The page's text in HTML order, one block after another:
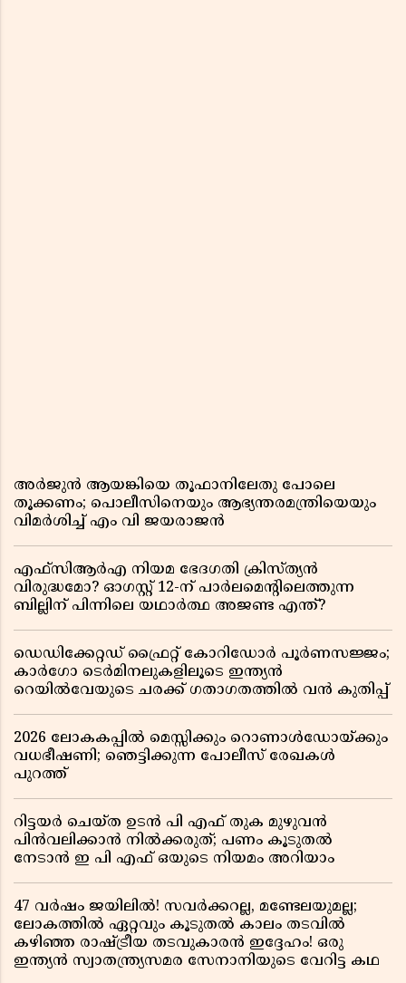
അർജുൻ ആയങ്കിയെ തൂഫാനിലേതു പോലെ
തൂക്കണം; പൊലീസിനെയും ആഭ്യന്തരമന്ത്രിയെയും
വിമർശിച്ച് എം വി ജയരാജൻ
എഫ്സിആർഎ നിയമ ഭേദഗതി ക്രിസ്ത്യൻ
വിരുദ്ധമോ? ഓഗസ്റ്റ് 12-ന് പാർലമെന്റിലെത്തുന്ന
ബില്ലിന് പിന്നിലെ യഥാർത്ഥ അജണ്ട എന്ത്?
ഡെഡിക്കേറ്റഡ് ഫ്രൈറ്റ് കോറിഡോർ പൂർണസജ്ജം;
കാർഗോ ടെർമിനലുകളിലൂടെ ഇന്ത്യൻ
റെയിൽവേയുടെ ചരക്ക് ഗതാഗതത്തിൽ വൻ കുതിപ്പ്
2026 ലോകകപ്പിൽ മെസ്സിക്കും റൊണാൾഡോയ്ക്കും
വധഭീഷണി; ഞെട്ടിക്കുന്ന പോലീസ് രേഖകൾ
പുറത്ത്
റിട്ടയർ ചെയ്ത ഉടൻ പി എഫ് തുക മുഴുവൻ
പിൻവലിക്കാൻ നിൽക്കരുത്; പണം കൂടുതൽ
നേടാൻ ഇ പി എഫ് ഒയുടെ നിയമം അറിയാം
47 വർഷം ജയിലിൽ! സവർക്കറല്ല, മണ്ടേലയുമല്ല;
ലോകത്തിൽ ഏറ്റവും കൂടുതൽ കാലം തടവിൽ
കഴിഞ്ഞ രാഷ്ട്രീയ തടവുകാരൻ ഇദ്ദേഹം! ഒരു
ഇന്ത്യൻ സ്വാതന്ത്ര്യസമര സേനാനിയുടെ വേറിട്ട കഥ